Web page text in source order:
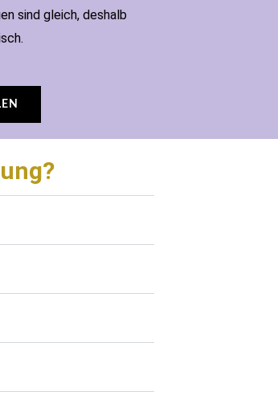
sind gleich, deshalb